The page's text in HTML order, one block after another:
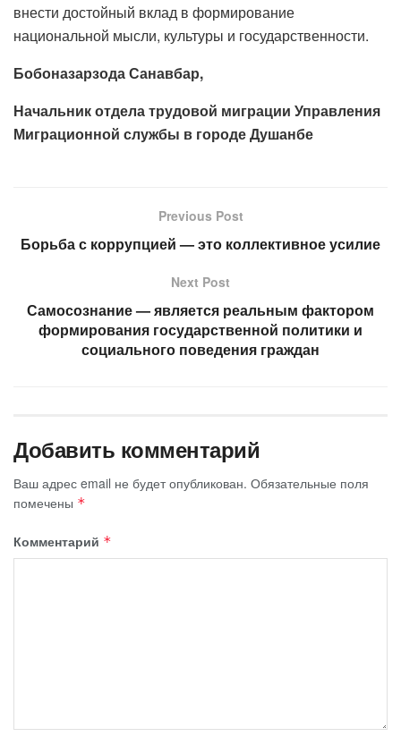
внести достойный вклад в формирование
национальной мысли, культуры и государственности.
Бобоназарзода Санавбар,
Начальник отдела трудовой миграции Управления
Миграционной службы в городе Душанбе
Previous Post
Борьба с коррупцией — это коллективное усилие
Next Post
Самосознание — является реальным фактором
формирования государственной политики и
социального поведения граждан
Добавить комментарий
Ваш адрес email не будет опубликован. Обязательные поля
помечены *
Комментарий *